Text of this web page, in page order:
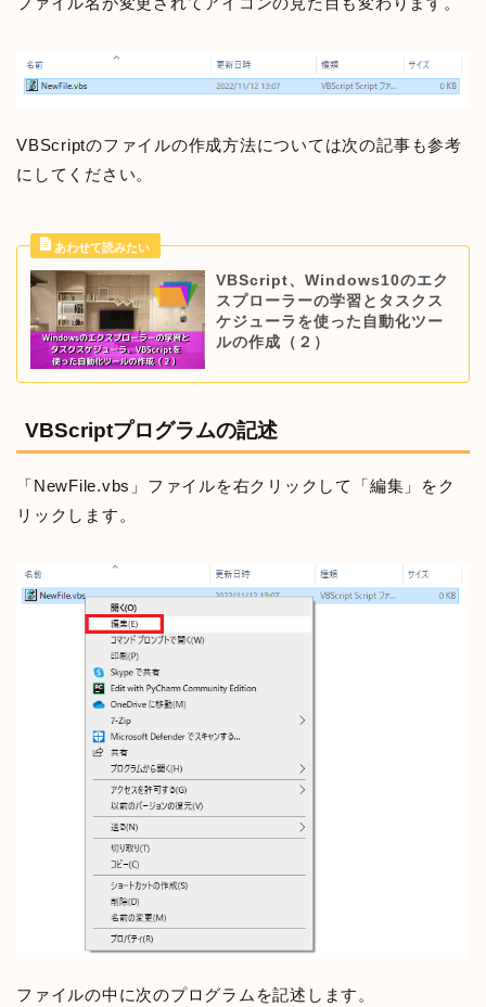
VBScriptのファイルの作成方法については次の記事も参考
にしてください。
VBScript、Windows10のエク
スプローラーの学習とタスクス
ケジューラを使った自動化ツー
ルの作成（２）
VBScriptプログラムの記述
「NewFile.vbs」ファイルを右クリックして「編集」をク
リックします。
ファイルの中に次のプログラムを記述します。